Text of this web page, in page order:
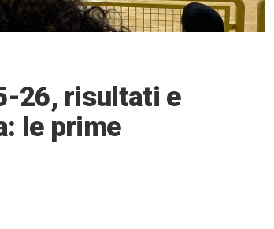
26, risultati e
le prime